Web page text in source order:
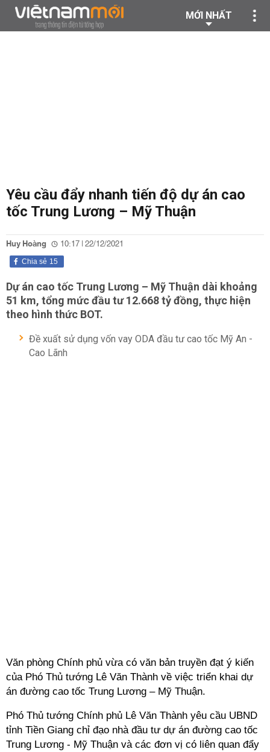
MỚI NHẤT
Yêu cầu đẩy nhanh tiến độ dự án cao
tốc Trung Lương – Mỹ Thuận
Huy Hoàng 10:17 | 22/12/2021
15
Chia sẻ
Dự án cao tốc Trung Lương – Mỹ Thuận dài khoảng
51 km, tổng mức đầu tư 12.668 tỷ đồng, thực hiện
theo hình thức BOT.
Đề xuất sử dụng vốn vay ODA đầu tư cao tốc Mỹ An -
Cao Lãnh
Văn phòng Chính phủ vừa có văn bản truyền đạt ý kiến
của Phó Thủ tướng Lê Văn Thành về việc triển khai dự
án đường cao tốc Trung Lương – Mỹ Thuận.
Phó Thủ tướng Chính phủ Lê Văn Thành yêu cầu UBND
tỉnh Tiền Giang chỉ đạo nhà đầu tư dự án đường cao tốc
Trung Lương - Mỹ Thuận và các đơn vị có liên quan đẩy